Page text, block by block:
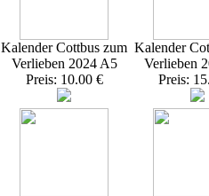
Kalender Cottbus zum
Verlieben 2024 A5
Preis: 10.00 €
Kalender
Verlieben
Preis: